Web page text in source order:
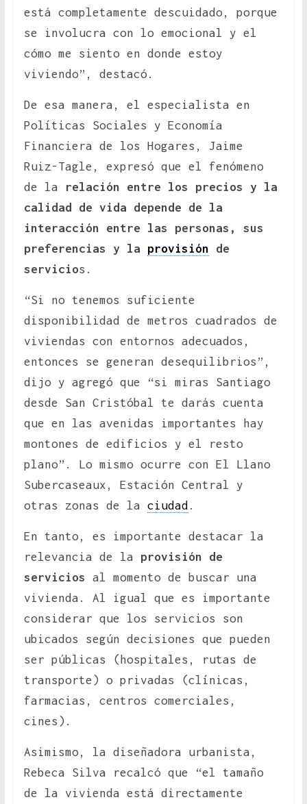
está completamente descuidado, porque
se involucra con lo emocional y el
cómo me siento en donde estoy
viviendo”, destacó.
De esa manera, el especialista en
Políticas Sociales y Economía
Financiera de los Hogares, Jaime
Ruiz-Tagle, expresó que el fenómeno
de la relación entre los precios y la
calidad de vida depende de la
interacción entre las personas, sus
preferencias y la provisión de
servicios.
“Si no tenemos suficiente
disponibilidad de metros cuadrados de
viviendas con entornos adecuados,
entonces se generan desequilibrios”,
dijo y agregó que “si miras Santiago
desde San Cristóbal te darás cuenta
que en las avenidas importantes hay
montones de edificios y el resto
plano”. Lo mismo ocurre con El Llano
Subercaseaux, Estación Central y
otras zonas de la ciudad .
En tanto, es importante destacar la
relevancia de la provisión de
servicios al momento de buscar una
vivienda. Al igual que es importante
considerar que los servicios son
ubicados según decisiones que pueden
ser públicas (hospitales, rutas de
transporte) o privadas (clínicas,
farmacias, centros comerciales,
cines).
Asimismo, la diseñadora urbanista,
Rebeca Silva recalcó que “el tamaño
de la vivienda está directamente